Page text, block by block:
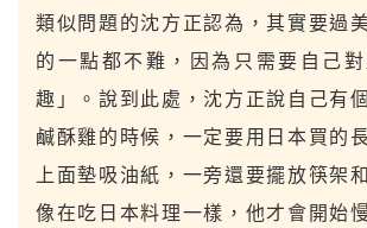
類似問題的沈方正認為，其實要過
的一點都不難，因為只需要自己
趣」。說到此處，沈方正說自己有
鹹酥雞的時候，一定要用日本買的
上面墊吸油紙，一旁還要擺放筷架
像在吃日本料理一樣，他才會開始